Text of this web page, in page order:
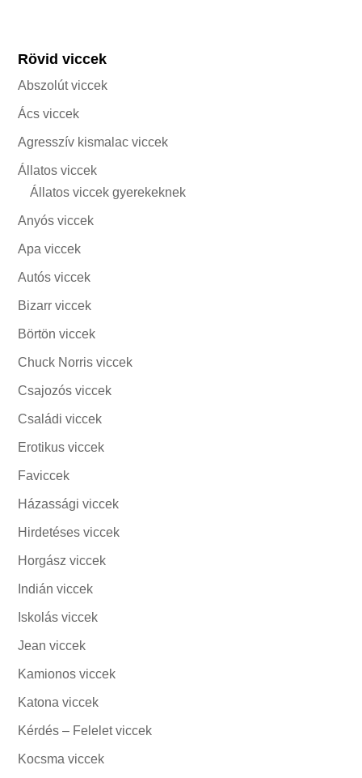
Rövid viccek
Abszolút viccek
Ács viccek
Agresszív kismalac viccek
Állatos viccek
Állatos viccek gyerekeknek
Anyós viccek
Apa viccek
Autós viccek
Bizarr viccek
Börtön viccek
Chuck Norris viccek
Csajozós viccek
Családi viccek
Erotikus viccek
Faviccek
Házassági viccek
Hirdetéses viccek
Horgász viccek
Indián viccek
Iskolás viccek
Jean viccek
Kamionos viccek
Katona viccek
Kérdés – Felelet viccek
Kocsma viccek